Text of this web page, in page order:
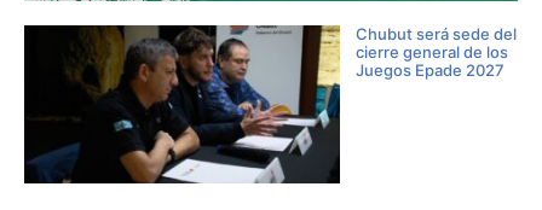
Chubut será sede del
cierre general de los
Juegos Epade 2027